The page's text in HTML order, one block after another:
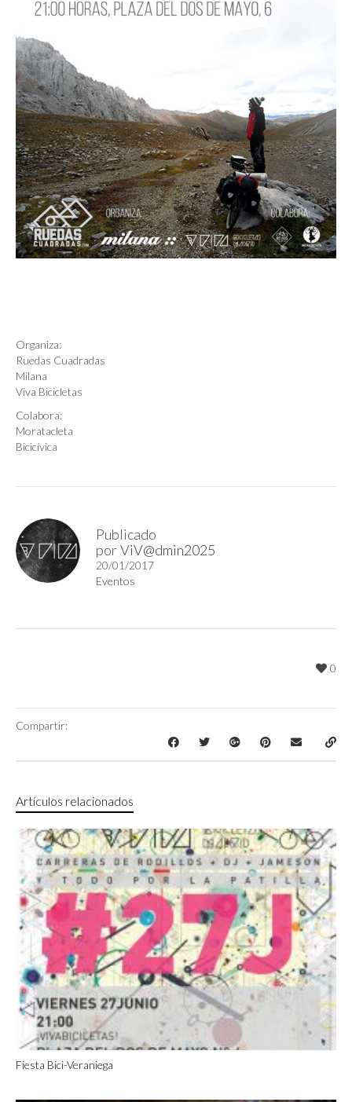
Organiza:
Ruedas Cuadradas
Milana
Viva Bicicletas
Colabora:
Moratacleta
Bicicívica
Publicado
porViV@dmin2025
20/01/2017
Eventos
0
Compartir:
Artículos relacionados
Fiesta Bici-Veraniega